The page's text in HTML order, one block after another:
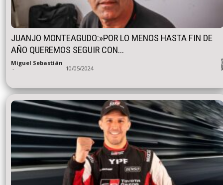
JUANJO MONTEAGUDO:»POR LO MENOS HASTA FIN DE
AÑO QUEREMOS SEGUIR CON...
Miguel Sebastián
- 10/05/2024